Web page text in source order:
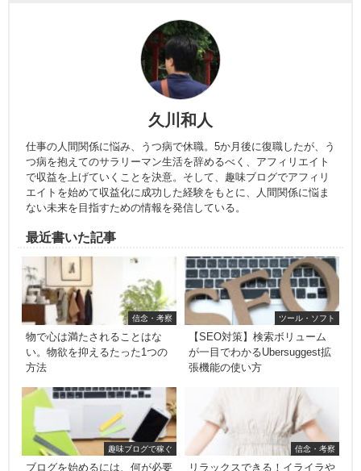
久川和人
仕事の人間関係に悩み、うつ病で休職。5か月後に復職したが、う
つ病を抱えてのサラリーマン生活を辞めるべく、アフィリエイト
で収益を上げていくことを決意。そして、趣味ブログでアフィリ
エイトを始めて収益化に成功した経験をもとに、人間関係に悩ま
ない未来を目指すための情報を発信している。
最近書いた記事
信念・考察
物で心は満たされることはな
い。物欲を抑えるたった1つの
方法
ツール・ソフト
【SEO対策】検索ボリューム
が一目でわかるUbersuggest拡
張機能の使い方
趣味ブログで稼ぐ
ブログを始めるには、何が必要
信念・考察
リラックスできる！イライラや